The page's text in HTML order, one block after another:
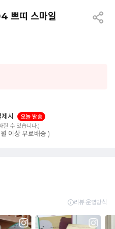
쁘띠 스마일
시
오늘 발송
질 수 있습니다.)
이상 무료배송 )